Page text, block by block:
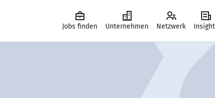
Jobs finden Unternehmen Netzwerk